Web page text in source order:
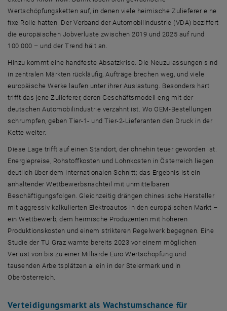
Wertschöpfungsketten auf, in denen viele heimische Zulieferer eine
fixe Rolle hatten. Der Verband der Automobilindustrie (VDA) beziffert
die europäischen Jobverluste zwischen 2019 und 2025 auf rund
100.000 – und der Trend hält an.
Hinzu kommt eine handfeste Absatzkrise. Die Neuzulassungen sind
in zentralen Märkten rückläufig, Aufträge brechen weg, und viele
europäische Werke laufen unter ihrer Auslastung. Besonders hart
trifft das jene Zulieferer, deren Geschäftsmodell eng mit der
deutschen Automobilindustrie verzahnt ist. Wo OEM-Bestellungen
schrumpfen, geben Tier-1- und Tier-2-Lieferanten den Druck in der
Kette weiter.
Diese Lage trifft auf einen Standort, der ohnehin teuer geworden ist.
Energiepreise, Rohstoffkosten und Lohnkosten in Österreich liegen
deutlich über dem internationalen Schnitt; das Ergebnis ist ein
anhaltender Wettbewerbsnachteil mit unmittelbaren
Beschäftigungsfolgen. Gleichzeitig drängen chinesische Hersteller
mit aggressiv kalkulierten Elektroautos in den europäischen Markt –
ein Wettbewerb, dem heimische Produzenten mit höheren
Produktionskosten und einem strikteren Regelwerk begegnen. Eine
Studie der TU Graz warnte bereits 2023 vor einem möglichen
Verlust von bis zu einer Milliarde Euro Wertschöpfung und
tausenden Arbeitsplätzen allein in der Steiermark und in
Oberösterreich.
Verteidigungsmarkt als Wachstumschance für